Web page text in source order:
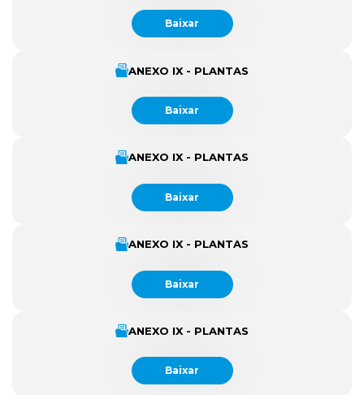
Baixar
ANEXO IX - PLANTAS
Baixar
ANEXO IX - PLANTAS
Baixar
ANEXO IX - PLANTAS
Baixar
ANEXO IX - PLANTAS
Baixar